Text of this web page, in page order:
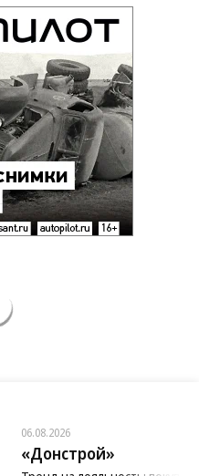
06.08.2026
«Донстрой»